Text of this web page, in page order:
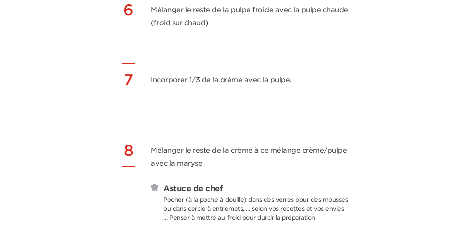
6
Mélanger le reste de la pulpe froide avec la pulpe chaude
(froid sur chaud)
7 Incorporer 1/3 de la crème avec la pulpe.
8
Mélanger le reste de la crème à ce mélange crème/pulpe
avec la maryse
Astuce de chef
Pocher (à la poche à douille) dans des verres pour des mousses
ou dans cercle à entremets, … selon vos recettes et vos envies
… Penser à mettre au froid pour durcir la préparation